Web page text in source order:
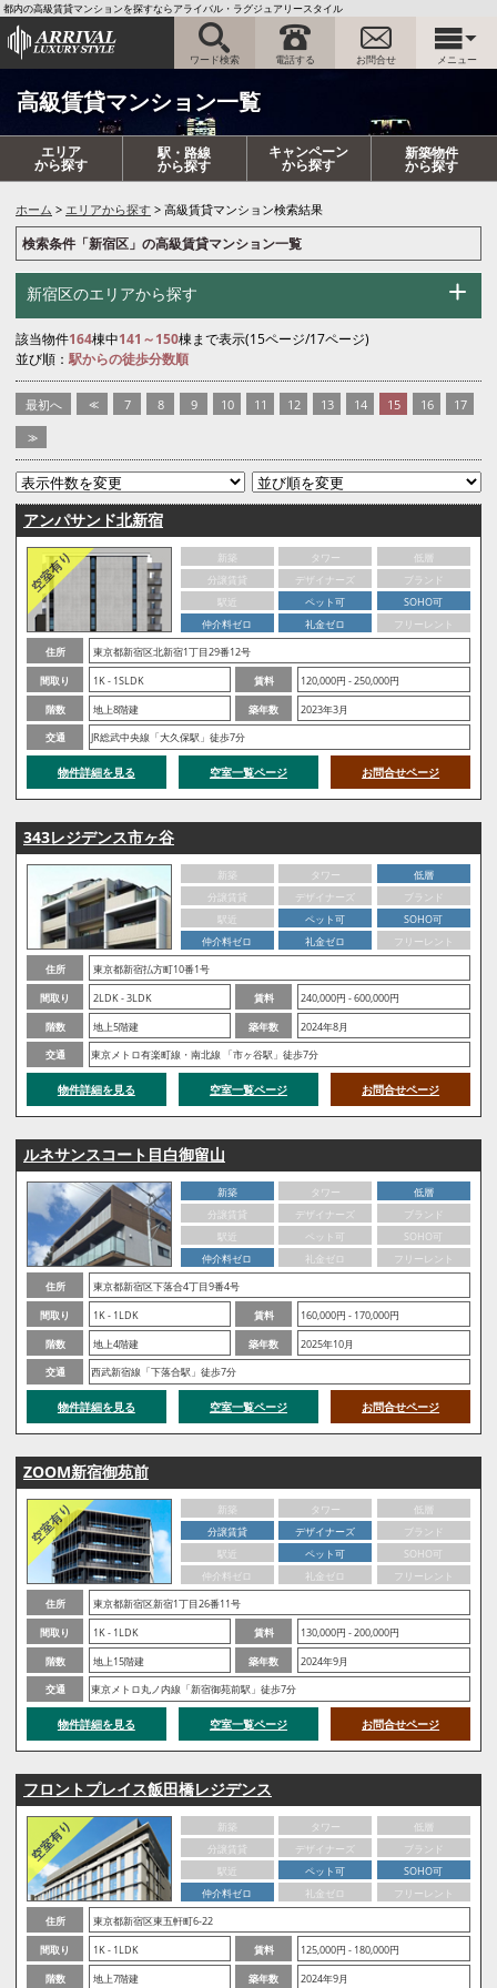
都内の高級賃貸マンションを探すならアライバル・ラグジュアリースタイル
ワード検索 電話する お問合せ メニュー
高級賃貸マンション一覧
エリア
から探す
駅・路線
から探す
キャンペーン
から探す
新築物件
から探す
ホーム エリアから探す 高級賃貸マンション検索結果
検索条件「新宿区」の高級賃貸マンション一覧
新宿区のエリアから探す
該当物件164棟中141～150棟まで表示(15ページ/17ページ)
並び順：駅からの徒歩分数順
最初へ << 7 8 9 10 11 12 13 14 15 16
17
>>
アンパサンド北新宿
新築 タワー
低層
分譲賃貸
デザイナーズ
ブランド
駅近
ペット可
SOHO可
仲介料ゼロ
礼金ゼロ
フリーレント
住所
東京都新宿区北新宿1丁目29番12号
間取り
1K - 1SLDK 賃料
120,000円 - 250,000円
階数
地上8階建 築年数
2023年3月
交通
JR総武中央線「大久保駅」徒歩7分
物件詳細を見る 空室一覧ページ お問合せページ
343レジデンス市ヶ谷
新築 タワー
低層
分譲賃貸
デザイナーズ
ブランド
駅近
ペット可
SOHO可
仲介料ゼロ
礼金ゼロ
フリーレント
住所
東京都新宿払方町10番1号
間取り
2LDK - 3LDK 賃料
240,000円 - 600,000円
階数
地上5階建 築年数
2024年8月
交通
東京メトロ有楽町線・南北線 「市ヶ谷駅」徒歩7分
物件詳細を見る 空室一覧ページ お問合せページ
ルネサンスコート目白御留山
新築 タワー
低層
分譲賃貸
デザイナーズ
ブランド
駅近
ペット可
SOHO可
仲介料ゼロ
礼金ゼロ
フリーレント
住所
東京都新宿区下落合4丁目9番4号
間取り
1K - 1LDK 賃料
160,000円 - 170,000円
階数
地上4階建 築年数
2025年10月
交通
西武新宿線「下落合駅」徒歩7分
物件詳細を見る 空室一覧ページ お問合せページ
ZOOM新宿御苑前
新築 タワー
低層
分譲賃貸
デザイナーズ
ブランド
駅近
ペット可
SOHO可
仲介料ゼロ
礼金ゼロ
フリーレント
住所
東京都新宿区新宿1丁目26番11号
間取り
1K - 1LDK 賃料
130,000円 - 200,000円
階数
地上15階建 築年数
2024年9月
交通
東京メトロ丸ノ内線「新宿御苑前駅」徒歩7分
物件詳細を見る 空室一覧ページ お問合せページ
フロントプレイス飯田橋レジデンス
新築 タワー
低層
分譲賃貸
デザイナーズ
ブランド
駅近
ペット可
SOHO可
仲介料ゼロ
礼金ゼロ
フリーレント
住所
東京都新宿区東五軒町6-22
間取り
1K - 1LDK 賃料
125,000円 - 180,000円
階数
地上7階建 築年数 2024年9月